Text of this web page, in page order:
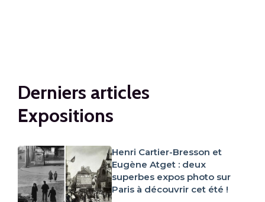
Derniers articles
Expositions
Henri Cartier-Bresson et
Eugène Atget : deux
superbes expos photo sur
Paris à découvrir cet été !